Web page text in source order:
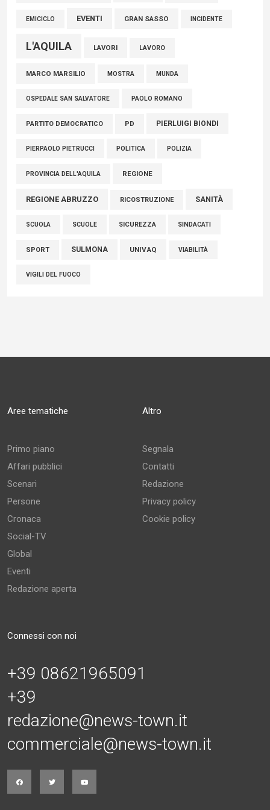
EMICICLO EVENTI GRAN SASSO INCIDENTE
L'AQUILA LAVORI LAVORO
MARCO MARSILIO MOSTRA MUNDA
OSPEDALE SAN SALVATORE PAOLO ROMANO
PARTITO DEMOCRATICO PD PIERLUIGI BIONDI
PIERPAOLO PIETRUCCI POLITICA POLIZIA
PROVINCIA DELL'AQUILA REGIONE
REGIONE ABRUZZO RICOSTRUZIONE SANITÀ
SCUOLA SCUOLE SICUREZZA SINDACATI
SPORT SULMONA UNIVAQ VIABILITÀ
VIGILI DEL FUOCO
Aree tematiche
Primo piano
Affari pubblici
Scenari
Persone
Cronaca
Social-TV
Global
Eventi
Redazione aperta
Altro
Segnala
Contatti
Redazione
Privacy policy
Cookie policy
Connessi con noi
+39 08621965091
+39
redazione@news-town.it
commerciale@news-town.it